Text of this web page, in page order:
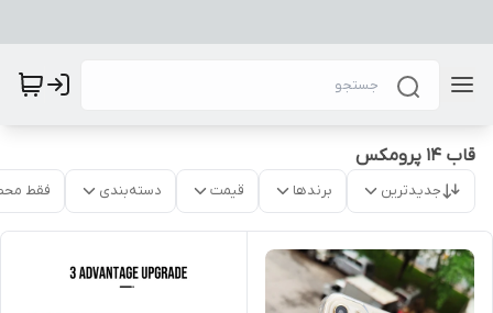
قاب 14 پرومکس
جدیدترین برندها قیمت دسته‌بندی فقط